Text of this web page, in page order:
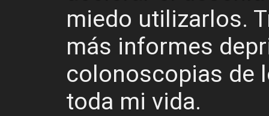
miedo utilizarlos.
más informes
colonoscopias de
toda mi vida.